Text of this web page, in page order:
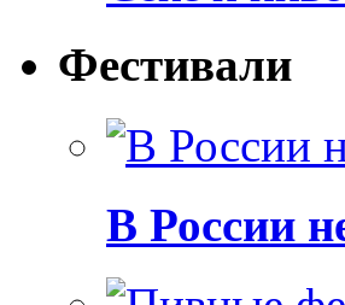
Фестивали
В России